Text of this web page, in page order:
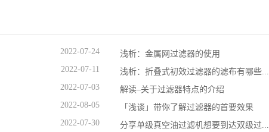
2022-07-24 浅析：金属网过滤器的使用
2022-07-11 浅析：折叠式初效过滤器的滤布有哪些...
2022-07-03 解读–关于过滤器特点的介绍
2022-08-05 「浅谈」带你了解过滤器的首要效果
2022-07-30 分享单级真空油过滤机想要到达双级过...